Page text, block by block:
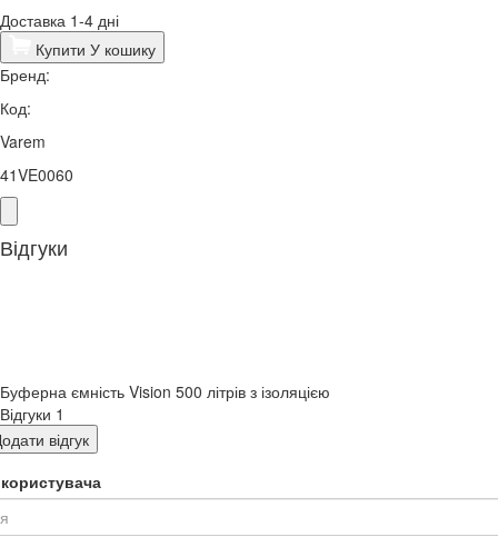
Доставка 1-4 дні
Купити У кошику
Бренд:
Код:
Varem
41VE0060
Відгуки
Буферна ємність Vision 500 літрів з ізоляцією
Відгуки 1
відгук